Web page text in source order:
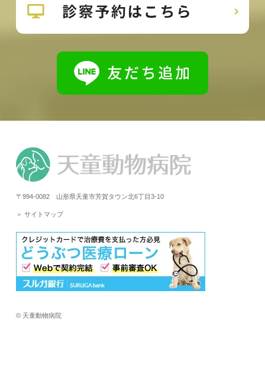
〒994-0082 山形県天童市芳賀タウン北6丁目3-10
＞ サイトマップ
© 天童動物病院